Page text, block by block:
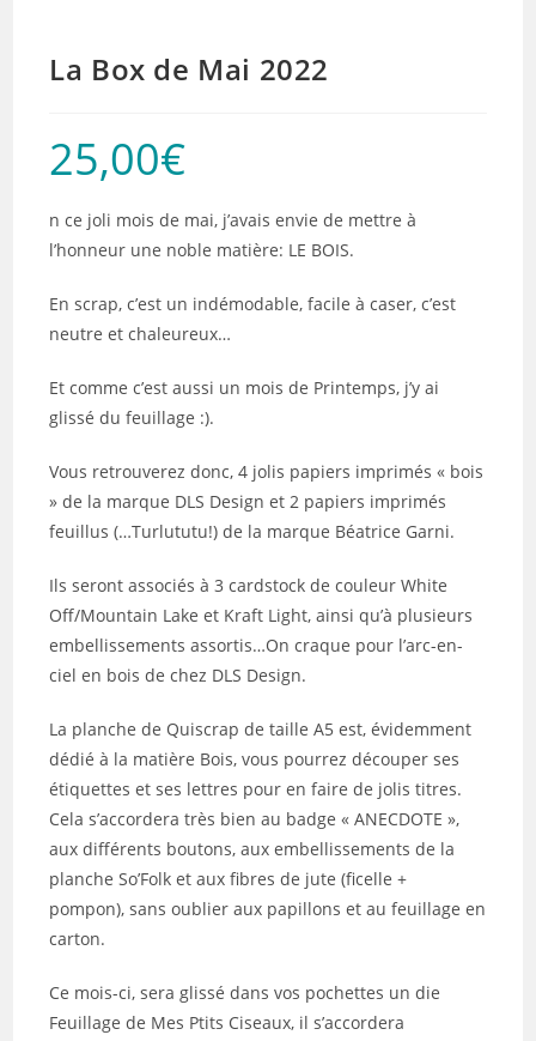
La Box de Mai 2022
25,00€
n ce joli mois de mai, j’avais envie de mettre à
l’honneur une noble matière: LE BOIS.
En scrap, c’est un indémodable, facile à caser, c’est
neutre et chaleureux…
Et comme c’est aussi un mois de Printemps, j’y ai
glissé du feuillage :).
Vous retrouverez donc, 4 jolis papiers imprimés « bois
» de la marque DLS Design et 2 papiers imprimés
feuillus (…Turlututu!) de la marque Béatrice Garni.
Ils seront associés à 3 cardstock de couleur White
Off/Mountain Lake et Kraft Light, ainsi qu’à plusieurs
embellissements assortis…On craque pour l’arc-en-
ciel en bois de chez DLS Design.
La planche de Quiscrap de taille A5 est, évidemment
dédié à la matière Bois, vous pourrez découper ses
étiquettes et ses lettres pour en faire de jolis titres.
Cela s’accordera très bien au badge « ANECDOTE »,
aux différents boutons, aux embellissements de la
planche So’Folk et aux fibres de jute (ficelle +
pompon), sans oublier aux papillons et au feuillage en
carton.
Ce mois-ci, sera glissé dans vos pochettes un die
Feuillage de Mes Ptits Ciseaux, il s’accordera